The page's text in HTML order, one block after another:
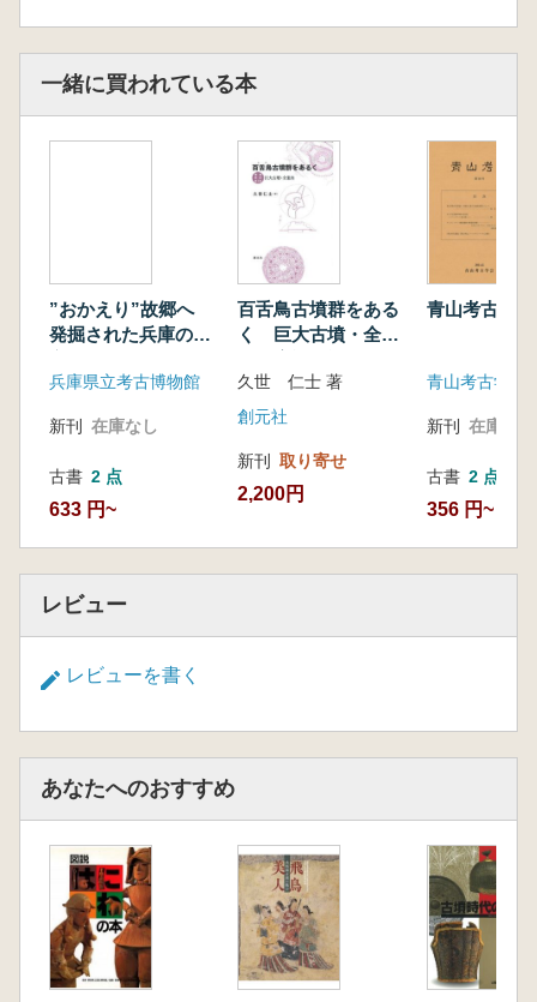
一緒に買われている本
”おかえり”故郷へ
発掘された兵庫の遺
兵庫県立考古博物館
新刊 在庫なし
古書 2 点
633 円~
百舌鳥古墳群をある
く 巨大古墳・全案
久世 仁士 著
創元社
新刊 取り寄せ
2,200円
青山考古 第
青山考古学会
新刊 在庫なし
古書 2 点
356 円~
レビュー
レビューを書く
あなたへのおすすめ